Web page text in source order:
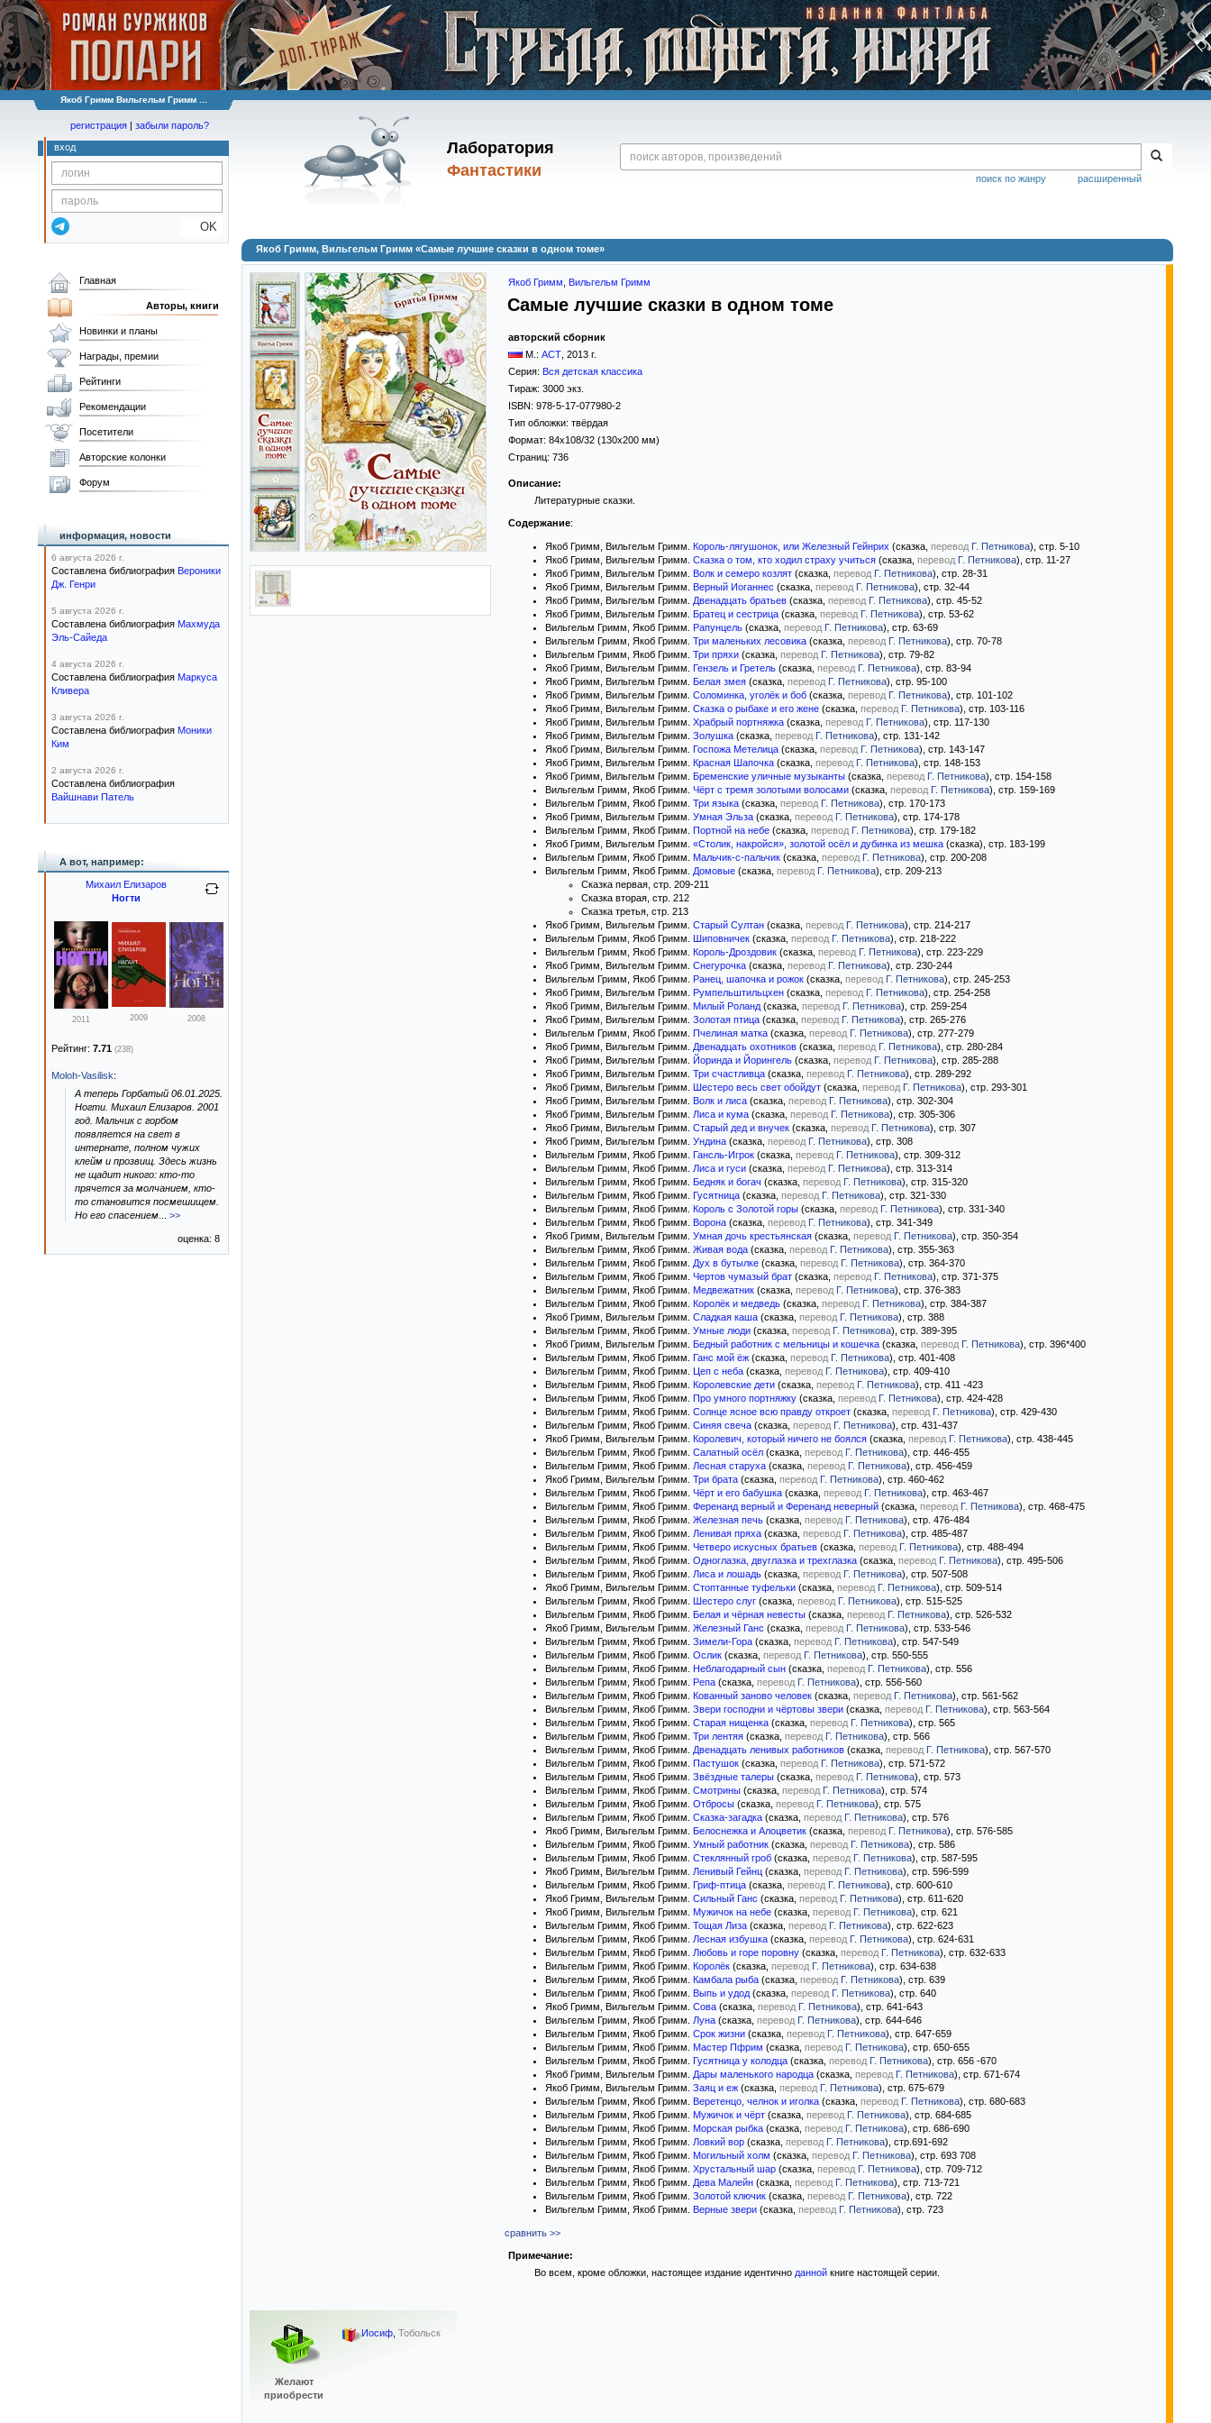
Якоб Гримм Вильгельм Гримм ...
Лаборатория
Фантастики
расширенный
поиск по жанру
регистрация | забыли пароль?
вход
OK
Якоб Гримм, Вильгельм Гримм «Самые лучшие сказки в одном томе»
Якоб Гримм Вильгельм Гримм
Самые лучшие сказки в одном томе
авторский сборник
М.: АСТ 2013 г.
Серия: Вся детская классика
Тираж: 3000 экз.
ISBN: 978-5-17-077980-2
Тип обложки: твёрдая
Формат: 84x108/32 (130x200 мм)
Страниц: 736
Описание:
Литературные сказки.
Содержание:
Якоб Гримм, Вильгельм Гримм. Король-лягушонок, или Железный Гейнрих (сказка, перевод Г. Петникова), стр. 5-10
Якоб Гримм, Вильгельм Гримм. Сказка о том, кто ходил страху учиться (сказка, перевод Г. Петникова), стр. 11-27
Якоб Гримм, Вильгельм Гримм. Волк и семеро козлят (сказка, перевод Г. Петникова), стр. 28-31
Якоб Гримм, Вильгельм Гримм. Верный Иоганнес (сказка, перевод Г. Петникова), стр. 32-44
Якоб Гримм, Вильгельм Гримм. Двенадцать братьев (сказка, перевод Г. Петникова), стр. 45-52
Якоб Гримм, Вильгельм Гримм. Братец и сестрица (сказка, перевод Г. Петникова), стр. 53-62
Вильгельм Гримм, Якоб Гримм. Рапунцель (сказка, перевод Г. Петникова), стр. 63-69
Вильгельм Гримм, Якоб Гримм. Три маленьких лесовика (сказка, перевод Г. Петникова), стр. 70-78
Вильгельм Гримм, Якоб Гримм. Три пряхи (сказка, перевод Г. Петникова), стр. 79-82
Якоб Гримм, Вильгельм Гримм. Гензель и Гретель (сказка, перевод Г. Петникова), стр. 83-94
Якоб Гримм, Вильгельм Гримм. Белая змея (сказка, перевод Г. Петникова), стр. 95-100
Якоб Гримм, Вильгельм Гримм. Соломинка, уголёк и боб (сказка, перевод Г. Петникова), стр. 101-102
Якоб Гримм, Вильгельм Гримм. Сказка о рыбаке и его жене (сказка, перевод Г. Петникова), стр. 103-116
Якоб Гримм, Вильгельм Гримм. Храбрый портняжка (сказка, перевод Г. Петникова), стр. 117-130
Якоб Гримм, Вильгельм Гримм. Золушка (сказка, перевод Г. Петникова), стр. 131-142
Якоб Гримм, Вильгельм Гримм. Госпожа Метелица (сказка, перевод Г. Петникова), стр. 143-147
Якоб Гримм, Вильгельм Гримм. Красная Шапочка (сказка, перевод Г. Петникова), стр. 148-153
Якоб Гримм, Вильгельм Гримм. Бременские уличные музыканты (сказка, перевод Г. Петникова), стр. 154-158
Вильгельм Гримм, Якоб Гримм. Чёрт с тремя золотыми волосами (сказка, перевод Г. Петникова), стр. 159-169
Вильгельм Гримм, Якоб Гримм. Три языка (сказка, перевод Г. Петникова), стр. 170-173
Якоб Гримм, Вильгельм Гримм. Умная Эльза (сказка, перевод Г. Петникова), стр. 174-178
Вильгельм Гримм, Якоб Гримм. Портной на небе (сказка, перевод Г. Петникова), стр. 179-182
Якоб Гримм, Вильгельм Гримм. «Столик, накройся», золотой осёл и дубинка из мешка (сказка), стр. 183-199
Вильгельм Гримм, Якоб Гримм. Мальчик-с-пальчик (сказка, перевод Г. Петникова), стр. 200-208
Вильгельм Гримм, Якоб Гримм. Домовые (сказка, перевод Г. Петникова), стр. 209-213
Сказка первая, стр. 209-211
Сказка вторая, стр. 212
Сказка третья, стр. 213
Якоб Гримм, Вильгельм Гримм. Старый Султан (сказка, перевод Г. Петникова), стр. 214-217
Вильгельм Гримм, Якоб Гримм. Шиповничек (сказка, перевод Г. Петникова), стр. 218-222
Вильгельм Гримм, Якоб Гримм. Король-Дроздовик (сказка, перевод Г. Петникова), стр. 223-229
Якоб Гримм, Вильгельм Гримм. Снегурочка (сказка, перевод Г. Петникова), стр. 230-244
Вильгельм Гримм, Якоб Гримм. Ранец, шапочка и рожок (сказка, перевод Г. Петникова), стр. 245-253
Якоб Гримм, Вильгельм Гримм. Румпельштильцхен (сказка, перевод Г. Петникова), стр. 254-258
Якоб Гримм, Вильгельм Гримм. Милый Роланд (сказка, перевод Г. Петникова), стр. 259-254
Якоб Гримм, Вильгельм Гримм. Золотая птица (сказка, перевод Г. Петникова), стр. 265-276
Вильгельм Гримм, Якоб Гримм. Пчелиная матка (сказка, перевод Г. Петникова), стр. 277-279
Якоб Гримм, Вильгельм Гримм. Двенадцать охотников (сказка, перевод Г. Петникова), стр. 280-284
Якоб Гримм, Вильгельм Гримм. Йоринда и Йорингель (сказка, перевод Г. Петникова), стр. 285-288
Якоб Гримм, Вильгельм Гримм. Три счастливца (сказка, перевод Г. Петникова), стр. 289-292
Якоб Гримм, Вильгельм Гримм. Шестеро весь свет обойдут (сказка, перевод Г. Петникова), стр. 293-301
Якоб Гримм, Вильгельм Гримм. Волк и лиса (сказка, перевод Г. Петникова), стр. 302-304
Якоб Гримм, Вильгельм Гримм. Лиса и кума (сказка, перевод Г. Петникова), стр. 305-306
Якоб Гримм, Вильгельм Гримм. Старый дед и внучек (сказка, перевод Г. Петникова), стр. 307
Якоб Гримм, Вильгельм Гримм. Ундина (сказка, перевод Г. Петникова), стр. 308
Вильгельм Гримм, Якоб Гримм. Гансль-Игрок (сказка, перевод Г. Петникова), стр. 309-312
Вильгельм Гримм, Якоб Гримм. Лиса и гуси (сказка, перевод Г. Петникова), стр. 313-314
Вильгельм Гримм, Якоб Гримм. Бедняк и богач (сказка, перевод Г. Петникова), стр. 315-320
Вильгельм Гримм, Якоб Гримм. Гусятница (сказка, перевод Г. Петникова), стр. 321-330
Вильгельм Гримм, Якоб Гримм. Король с Золотой горы (сказка, перевод Г. Петникова), стр. 331-340
Вильгельм Гримм, Якоб Гримм. Ворона (сказка, перевод Г. Петникова), стр. 341-349
Якоб Гримм, Вильгельм Гримм. Умная дочь крестьянская (сказка, перевод Г. Петникова), стр. 350-354
Вильгельм Гримм, Якоб Гримм. Живая вода (сказка, перевод Г. Петникова), стр. 355-363
Вильгельм Гримм, Якоб Гримм. Дух в бутылке (сказка, перевод Г. Петникова), стр. 364-370
Вильгельм Гримм, Якоб Гримм. Чертов чумазый брат (сказка, перевод Г. Петникова), стр. 371-375
Вильгельм Гримм, Якоб Гримм. Медвежатник (сказка, перевод Г. Петникова), стр. 376-383
Вильгельм Гримм, Якоб Гримм. Королёк и медведь (сказка, перевод Г. Петникова), стр. 384-387
Якоб Гримм, Вильгельм Гримм. Сладкая каша (сказка, перевод Г. Петникова), стр. 388
Вильгельм Гримм, Якоб Гримм. Умные люди (сказка, перевод Г. Петникова), стр. 389-395
Якоб Гримм, Вильгельм Гримм. Бедный работник с мельницы и кошечка (сказка, перевод Г. Петникова), стр. 396*400
Вильгельм Гримм, Якоб Гримм. Ганс мой ёж (сказка, перевод Г. Петникова), стр. 401-408
Вильгельм Гримм, Якоб Гримм. Цеп с неба (сказка, перевод Г. Петникова), стр. 409-410
Вильгельм Гримм, Якоб Гримм. Королевские дети (сказка, перевод Г. Петникова), стр. 411 -423
Вильгельм Гримм, Якоб Гримм. Про умного портняжку (сказка, перевод Г. Петникова), стр. 424-428
Вильгельм Гримм, Якоб Гримм. Солнце ясное всю правду откроет (сказка, перевод Г. Петникова), стр. 429-430
Вильгельм Гримм, Якоб Гримм. Синяя свеча (сказка, перевод Г. Петникова), стр. 431-437
Якоб Гримм, Вильгельм Гримм. Королевич, который ничего не боялся (сказка, перевод Г. Петникова), стр. 438-445
Вильгельм Гримм, Якоб Гримм. Салатный осёл (сказка, перевод Г. Петникова), стр. 446-455
Вильгельм Гримм, Якоб Гримм. Лесная старуха (сказка, перевод Г. Петникова), стр. 456-459
Якоб Гримм, Вильгельм Гримм. Три брата (сказка, перевод Г. Петникова), стр. 460-462
Вильгельм Гримм, Якоб Гримм. Чёрт и его бабушка (сказка, перевод Г. Петникова), стр. 463-467
Вильгельм Гримм, Якоб Гримм. Ференанд верный и Ференанд неверный (сказка, перевод Г. Петникова), стр. 468-475
Вильгельм Гримм, Якоб Гримм. Железная печь (сказка, перевод Г. Петникова), стр. 476-484
Вильгельм Гримм, Якоб Гримм. Ленивая пряха (сказка, перевод Г. Петникова), стр. 485-487
Вильгельм Гримм, Якоб Гримм. Четверо искусных братьев (сказка, перевод Г. Петникова), стр. 488-494
Вильгельм Гримм, Якоб Гримм. Одноглазка, двуглазка и трехглазка (сказка, перевод Г. Петникова), стр. 495-506
Вильгельм Гримм, Якоб Гримм. Лиса и лошадь (сказка, перевод Г. Петникова), стр. 507-508
Якоб Гримм, Вильгельм Гримм. Стоптанные туфельки (сказка, перевод Г. Петникова), стр. 509-514
Вильгельм Гримм, Якоб Гримм. Шестеро слуг (сказка, перевод Г. Петникова), стр. 515-525
Вильгельм Гримм, Якоб Гримм. Белая и чёрная невесты (сказка, перевод Г. Петникова), стр. 526-532
Якоб Гримм, Вильгельм Гримм. Железный Ганс (сказка, перевод Г. Петникова), стр. 533-546
Вильгельм Гримм, Якоб Гримм. Зимели-Гора (сказка, перевод Г. Петникова), стр. 547-549
Вильгельм Гримм, Якоб Гримм. Ослик (сказка, перевод Г. Петникова), стр. 550-555
Вильгельм Гримм, Якоб Гримм. Неблагодарный сын (сказка, перевод Г. Петникова), стр. 556
Вильгельм Гримм, Якоб Гримм. Репа (сказка, перевод Г. Петникова), стр. 556-560
Вильгельм Гримм, Якоб Гримм. Кованный заново человек (сказка, перевод Г. Петникова), стр. 561-562
Вильгельм Гримм, Якоб Гримм. Звери господни и чёртовы звери (сказка, перевод Г. Петникова), стр. 563-564
Вильгельм Гримм, Якоб Гримм. Старая нищенка (сказка, перевод Г. Петникова), стр. 565
Вильгельм Гримм, Якоб Гримм. Три лентяя (сказка, перевод Г. Петникова), стр. 566
Вильгельм Гримм, Якоб Гримм. Двенадцать ленивых работников (сказка, перевод Г. Петникова), стр. 567-570
Вильгельм Гримм, Якоб Гримм. Пастушок (сказка, перевод Г. Петникова), стр. 571-572
Вильгельм Гримм, Якоб Гримм. Звёздные талеры (сказка, перевод Г. Петникова), стр. 573
Вильгельм Гримм, Якоб Гримм. Смотрины (сказка, перевод Г. Петникова), стр. 574
Вильгельм Гримм, Якоб Гримм. Отбросы (сказка, перевод Г. Петникова), стр. 575
Вильгельм Гримм, Якоб Гримм. Сказка-загадка (сказка, перевод Г. Петникова), стр. 576
Якоб Гримм, Вильгельм Гримм. Белоснежка и Алоцветик (сказка, перевод Г. Петникова), стр. 576-585
Вильгельм Гримм, Якоб Гримм. Умный работник (сказка, перевод Г. Петникова), стр. 586
Вильгельм Гримм, Якоб Гримм. Стеклянный гроб (сказка, перевод Г. Петникова), стр. 587-595
Якоб Гримм, Вильгельм Гримм. Ленивый Гейнц (сказка, перевод Г. Петникова), стр. 596-599
Вильгельм Гримм, Якоб Гримм. Гриф-птица (сказка, перевод Г. Петникова), стр. 600-610
Якоб Гримм, Вильгельм Гримм. Сильный Ганс (сказка, перевод Г. Петникова), стр. 611-620
Якоб Гримм, Вильгельм Гримм. Мужичок на небе (сказка, перевод Г. Петникова), стр. 621
Вильгельм Гримм, Якоб Гримм. Тощая Лиза (сказка, перевод Г. Петникова), стр. 622-623
Вильгельм Гримм, Якоб Гримм. Лесная избушка (сказка, перевод Г. Петникова), стр. 624-631
Вильгельм Гримм, Якоб Гримм. Любовь и горе поровну (сказка, перевод Г. Петникова), стр. 632-633
Вильгельм Гримм, Якоб Гримм. Королёк (сказка, перевод Г. Петникова), стр. 634-638
Вильгельм Гримм, Якоб Гримм. Камбала рыба (сказка, перевод Г. Петникова), стр. 639
Вильгельм Гримм, Якоб Гримм. Выпь и удод (сказка, перевод Г. Петникова), стр. 640
Якоб Гримм, Вильгельм Гримм. Сова (сказка, перевод Г. Петникова), стр. 641-643
Вильгельм Гримм, Якоб Гримм. Луна (сказка, перевод Г. Петникова), стр. 644-646
Вильгельм Гримм, Якоб Гримм. Срок жизни (сказка, перевод Г. Петникова), стр. 647-659
Вильгельм Гримм, Якоб Гримм. Мастер Пфрим (сказка, перевод Г. Петникова), стр. 650-655
Вильгельм Гримм, Якоб Гримм. Гусятница у колодца (сказка, перевод Г. Петникова), стр. 656 -670
Якоб Гримм, Вильгельм Гримм. Дары маленького народца (сказка, перевод Г. Петникова), стр. 671-674
Якоб Гримм, Вильгельм Гримм. Заяц и еж (сказка, перевод Г. Петникова), стр. 675-679
Вильгельм Гримм, Якоб Гримм. Веретенцо, челнок и иголка (сказка, перевод Г. Петникова), стр. 680-683
Вильгельм Гримм, Якоб Гримм. Мужичок и чёрт (сказка, перевод Г. Петникова), стр. 684-685
Вильгельм Гримм, Якоб Гримм. Морская рыбка (сказка, перевод Г. Петникова), стр. 686-690
Вильгельм Гримм, Якоб Гримм. Ловкий вор (сказка, перевод Г. Петникова), стр.691-692
Вильгельм Гримм, Якоб Гримм. Могильный холм (сказка, перевод Г. Петникова), стр. 693 708
Вильгельм Гримм, Якоб Гримм. Хрустальный шар (сказка, перевод Г. Петникова), стр. 709-712
Вильгельм Гримм, Якоб Гримм. Дева Малейн (сказка, перевод Г. Петникова), стр. 713-721
Вильгельм Гримм, Якоб Гримм. Золотой ключик (сказка, перевод Г. Петникова), стр. 722
Вильгельм Гримм, Якоб Гримм. Верные звери (сказка, перевод Г. Петникова), стр. 723
сравнить >>
Примечание:
Во всем, кроме обложки, настоящее издание идентично даннойкниге настоящей серии.
Желают
приобрести
Иосиф, Тобольск
Главная
Авторы, книги
Новинки и планы
Награды, премии
Рейтинги
Рекомендации
Посетители
Авторские колонки
Форум
информация, новости
6 августа 2026 г.
Составлена библиография Вероники
Дж. Генри
5 августа 2026 г.
Составлена библиография Махмуда
Эль-Сайеда
4 августа 2026 г.
Составлена библиография Маркуса
Кливера
3 августа 2026 г.
Составлена библиография Моники
Ким
2 августа 2026 г.
Составлена библиография
Вайшнави Патель
А вот, например:
Михаил Елизаров
Ногти
2011 2009 2008
Рейтинг: 7.71 (238)
Moloh-Vasilisk:
А теперь Горбатый 06.01.2025.
Ногти. Михаил Елизаров. 2001
год. Мальчик с горбом
появляется на свет в
интернате, полном чужих
клейм и прозвищ. Здесь жизнь
не щадит никого: кто-то
прячется за молчанием, кто-
то становится посмешищем.
Но его спасением
>>
оценка: 8